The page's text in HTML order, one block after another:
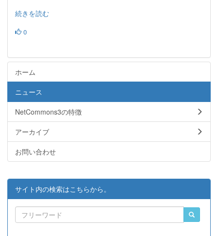
続きを読む
0
ホーム
ニュース
NetCommons3の特徴
アーカイブ
お問い合わせ
サイト内の検索はこちらから。